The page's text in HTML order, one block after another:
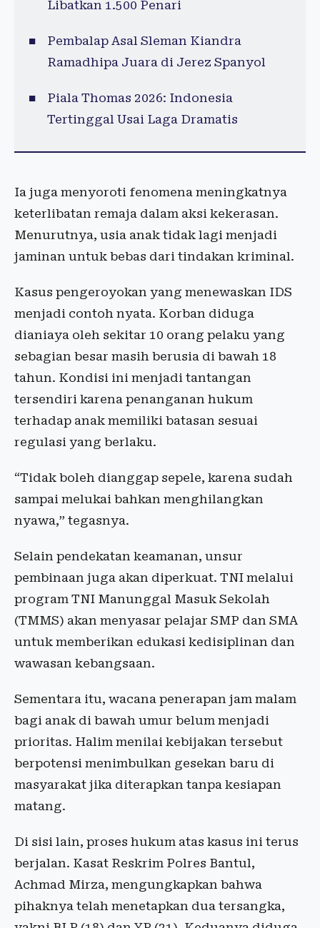
Libatkan 1.500 Penari
Pembalap Asal Sleman Kiandra
Ramadhipa Juara di Jerez Spanyol
Piala Thomas 2026: Indonesia
Tertinggal Usai Laga Dramatis
Ia juga menyoroti fenomena meningkatnya
keterlibatan remaja dalam aksi kekerasan.
Menurutnya, usia anak tidak lagi menjadi
jaminan untuk bebas dari tindakan kriminal.
Kasus pengeroyokan yang menewaskan IDS
menjadi contoh nyata. Korban diduga
dianiaya oleh sekitar 10 orang pelaku yang
sebagian besar masih berusia di bawah 18
tahun. Kondisi ini menjadi tantangan
tersendiri karena penanganan hukum
terhadap anak memiliki batasan sesuai
regulasi yang berlaku.
“Tidak boleh dianggap sepele, karena sudah
sampai melukai bahkan menghilangkan
nyawa,” tegasnya.
Selain pendekatan keamanan, unsur
pembinaan juga akan diperkuat. TNI melalui
program TNI Manunggal Masuk Sekolah
(TMMS) akan menyasar pelajar SMP dan SMA
untuk memberikan edukasi kedisiplinan dan
wawasan kebangsaan.
Sementara itu, wacana penerapan jam malam
bagi anak di bawah umur belum menjadi
prioritas. Halim menilai kebijakan tersebut
berpotensi menimbulkan gesekan baru di
masyarakat jika diterapkan tanpa kesiapan
matang.
Di sisi lain, proses hukum atas kasus ini terus
berjalan. Kasat Reskrim Polres Bantul,
Achmad Mirza, mengungkapkan bahwa
pihaknya telah menetapkan dua tersangka,